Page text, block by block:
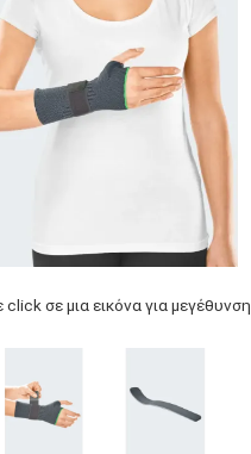
click σε μια εικόνα για μεγέθυνση